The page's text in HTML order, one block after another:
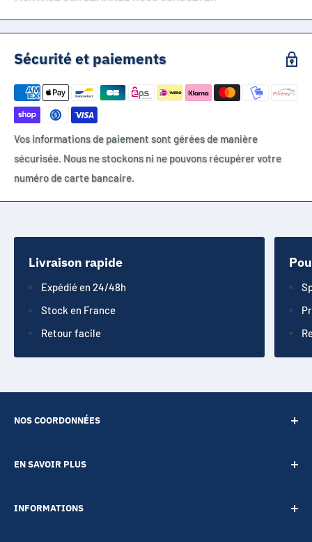
Sécurité et paiements
Vos informations de paiement sont gérées de manière
sécurisée. Nous ne stockons ni ne pouvons récupérer votre
numéro de carte bancaire.
Livraison rapide
Expédié en 24/48h
Stock en France
Retour facile
NOS COORDONNÉES
EN SAVOIR PLUS
A propos
INFORMATIONS